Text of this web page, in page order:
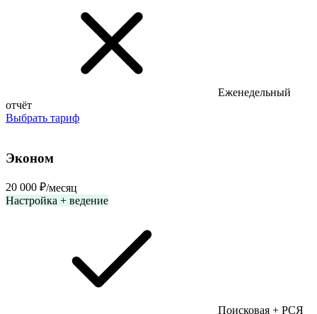
Еженедельный
отчёт
Выбрать тариф
Эконом
20 000 ₽/месяц
Настройка + ведение
Поисковая + РСЯ